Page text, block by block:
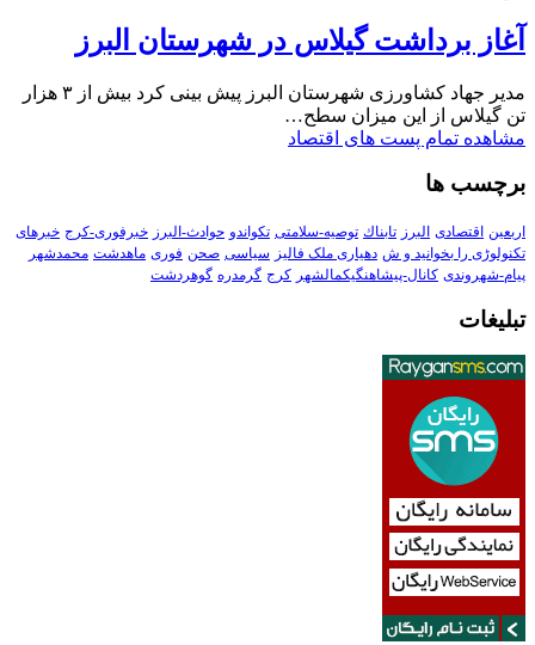
آغاز برداشت گیلاس در شهرستان البرز
مدیر جهاد کشاورزی شهرستان البرز پیش بینی کرد بیش از ۳ هزار
تن گیلاس از این میزان سطح…
مشاهده تمام پست های اقتصاد
برچسب ها
اربعین اقتصادی البرز تابناك توصیه-سلامتی تکواندو حوادث-البرز خبرفوری-کرج خبرهای
تکنولوڑی را بخوانید و ش دهیاری ملک فالیز سیاسی صحن فوری ماهدشت محمدشهر
پیام-شهروندی کانال-پیشاهنگیکمالشهر کرج گرمدره گوهردشت
تبلیغات